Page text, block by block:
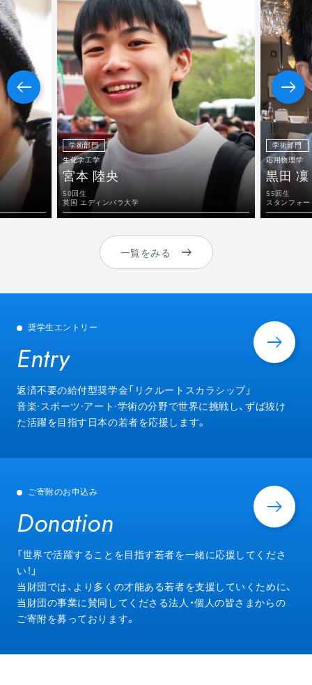
学術部門
生化学工学
宮本 陸央
50回生
英国 エディンバラ大学
学術部門
応用物理学
黒田 凜
55回生
スタンフォ
一覧をみる
奨学生エントリー
Entry
Entry
返済不要の給付型奨学金「リクルートスカラシップ」
音楽·スポーツ·アート·学術の分野で世界に挑戦し、ずば抜け
た活躍を目指す日本の若者を応援します。
ご寄附のお申込み
Donation
Donation
「世界で活躍することを目指す若者を一緒に応援してくださ
い！」
当財団では、より多くの才能ある若者を支援していくために、
当財団の事業に賛同してくださる法人・個人の皆さまからの
ご寄附を募っております。